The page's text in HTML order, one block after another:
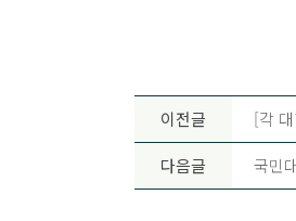
이전글 [각
다음글 국민